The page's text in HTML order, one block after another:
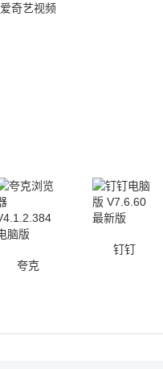
爱奇艺视频
夸克
钉钉